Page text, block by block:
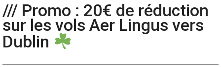
/// Promo : 20€ de réduction
sur les vols Aer Lingus vers
Dublin